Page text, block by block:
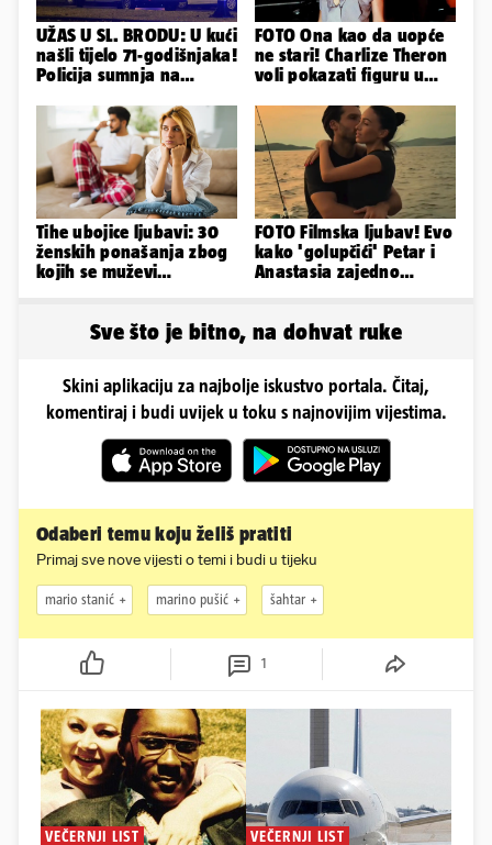
UŽAS U SL. BRODU: U kući
našli tijelo 71-godišnjaka!
Policija sumnja na
FOTO Ona kao da uopće
ne stari! Charlize Theron
voli pokazati figuru u
Tihe ubojice ljubavi: 30
ženskih ponašanja zbog
kojih se muževi
FOTO Filmska ljubav! Evo
kako 'golupčići' Petar i
Anastasia zajedno
Sve što je bitno, na dohvat ruke
Skini aplikaciju za najbolje iskustvo portala. Čitaj,
komentiraj i budi uvijek u toku s najnovijim vijestima.
Odaberi temu koju želiš pratiti
Primaj sve nove vijesti o temi i budi u tijeku
mario stanić marino pušić šahtar
1